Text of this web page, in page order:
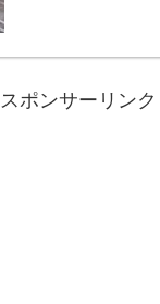
スポンサーリンク